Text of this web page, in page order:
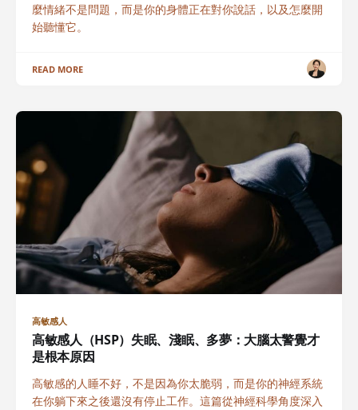
麼情緒不是問題，而是你的身體正在對你說話，以及怎麼開
始聽懂它。
READ MORE
高敏感人
高敏感人（HSP）失眠、淺眠、多夢：大腦太警覺才
是根本原因
高敏感的人睡不好，不是因為你太脆弱，而是你的神經系統
在你躺下來之後還沒有停止工作。這篇從神經科學角度深入